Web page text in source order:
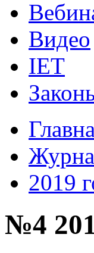
Видео
IET
2019
№4